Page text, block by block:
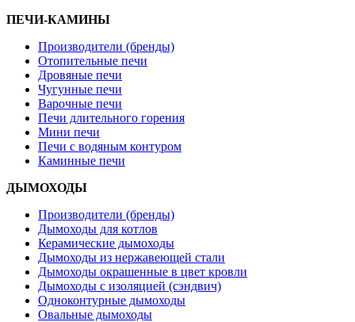
ПЕЧИ-КАМИНЫ
Производители (бренды)
Отопительные печи
Дровяные печи
Чугунные печи
Варочные печи
Печи длительного горения
Мини печи
Печи с водяным контуром
Каминные печи
ДЫМОХОДЫ
Производители (бренды)
Дымоходы для котлов
Керамические дымоходы
Дымоходы из нержавеющей стали
Дымоходы окрашенные в цвет кровли
Дымоходы с изоляцией (сэндвич)
Одноконтурные дымоходы
Овальные дымоходы